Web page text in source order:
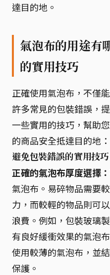
達目的地。
氣泡布的用途有
的實用技巧
正確使用氣泡布，不僅
許多常見的包裝錯誤，
一些實用的技巧，幫助
的商品安全抵達目的地：
避免包裝錯誤的實用技巧
正確的氣泡布厚度選擇：
氣泡布。易碎物品需要
力，而較輕的物品則可
浪費。例如，包裝玻璃
有良好緩衝效果的氣泡
使用較薄的氣泡布，並
保護。